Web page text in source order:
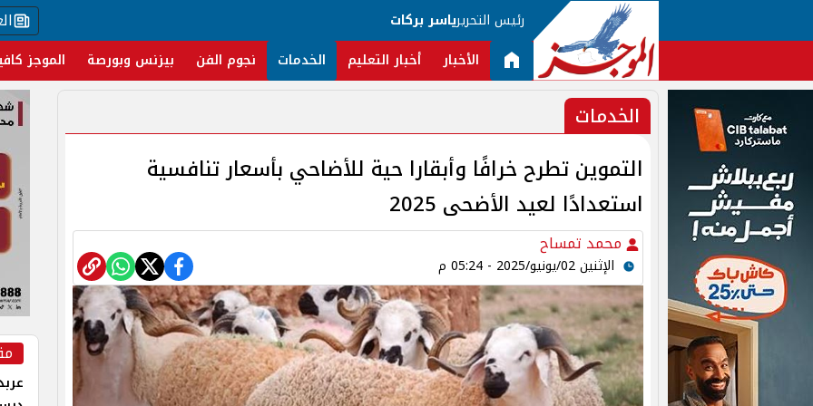
رئيس التحريرياسر بركات
الأخبار أخبار التعليم الخدمات نجوم الفن بيزنس وبورصة الموجز
الخدمات
التموين تطرح خرافًا وأبقارا حية للأضاحي بأسعار تنافسية
استعدادًا لعيد الأضحى 2025
محمد تمساح
الإثنين 02/يونيو/2025 - 05:24 م